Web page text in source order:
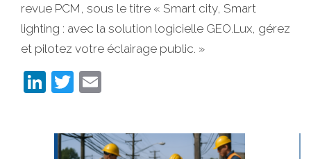
revue PCM, sous le titre « Smart city, Smart
lighting : avec la solution logicielle GEO.Lux, gérez
et pilotez votre éclairage public. »
LinkedIn
Twitter